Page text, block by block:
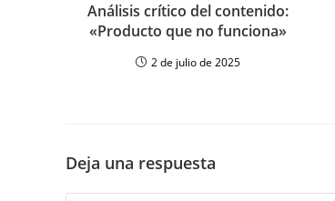
Análisis crítico del contenido:
«Producto que no funciona»
2 de julio de 2025
Deja una respuesta